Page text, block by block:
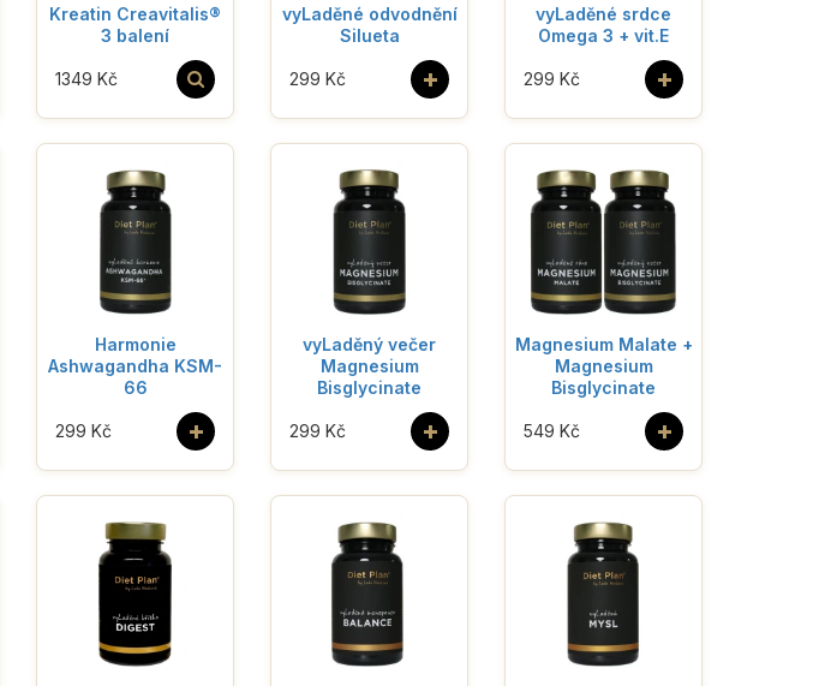
Kreatin Creavitalis®
3 balení
1349 Kč
vyLaděné odvodnění
Silueta
+
299 Kč
vyLaděné srdce
Omega 3 + vit.E
+
299 Kč
Harmonie
Ashwagandha KSM-
66
+
299 Kč
vyLaděný večer
Magnesium
Bisglycinate
+
299 Kč
Magnesium Malate +
Magnesium
Bisglycinate
+
549 Kč